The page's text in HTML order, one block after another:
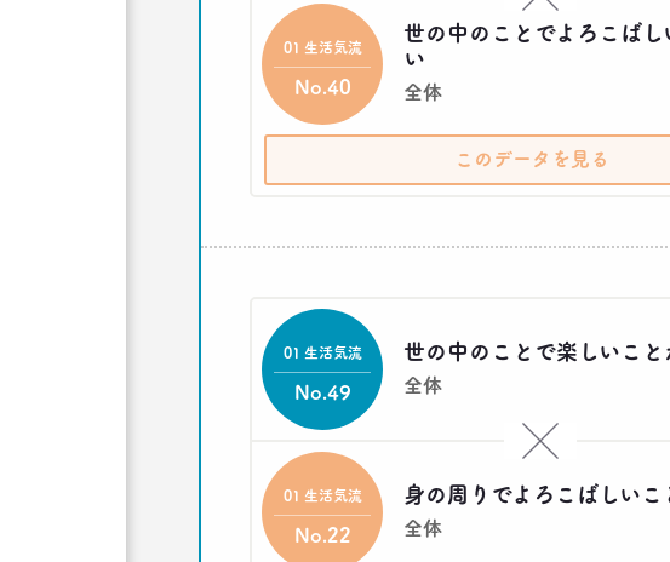
世の中のことでよろこばし
い
全体
01 生活気流
No.40
このデータを見る
世の中のことで楽しいこと
全体
01 生活気流
No.49
身の周りでよろこばしいこ
全体
01 生活気流
No.22